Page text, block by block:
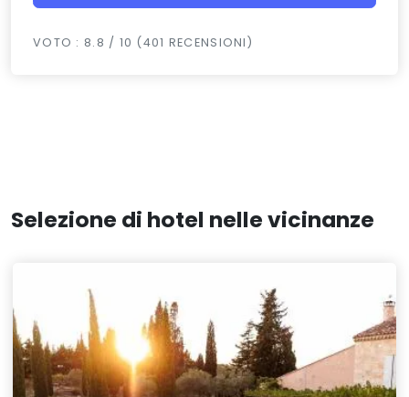
VOTO : 8.8 / 10 (401 RECENSIONI)
Selezione di hotel nelle vicinanze